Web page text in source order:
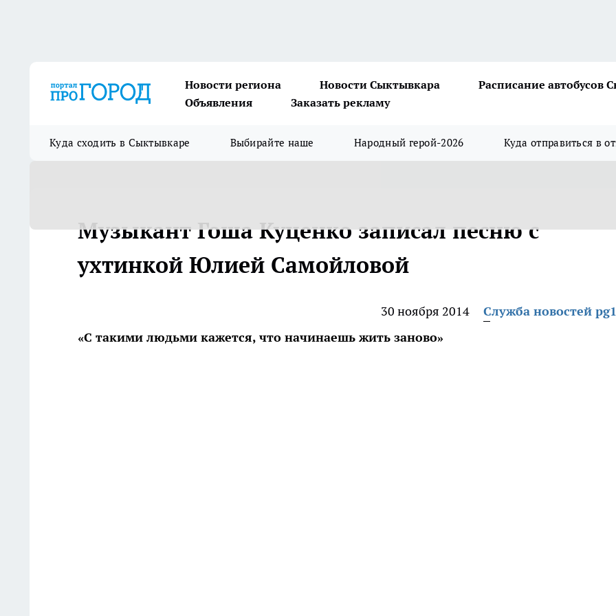
Новости региона Новости Сыктывкара
Расписание автобусов
Объявления
Заказать рекламу
Куда сходить в Сыктывкаре Выбирайте наше Народный герой-2026 Куда отправиться в
Музыкант Гоша Куценко записал песню с
ухтинкой Юлией Самойловой
30 ноября 2014
Служба новостей
«С такими людьми кажется, что начинаешь жить заново»